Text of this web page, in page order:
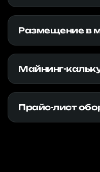
Размещение в
Майнинг-
Прайс-лист